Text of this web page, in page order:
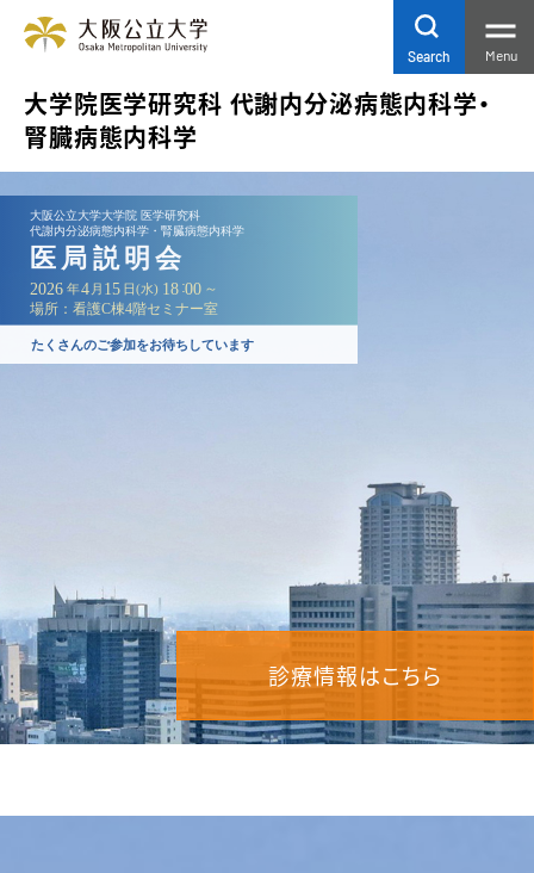
大学院医学研究科 代謝内分泌病態内科学・
腎臓病態内科学
Search Menu
診療情報はこちら